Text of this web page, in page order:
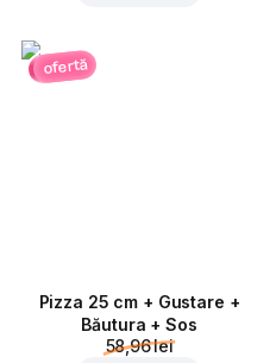
ofertă
Pizza 25 cm + Gustare +
Băutura + Sos
58,96 lei